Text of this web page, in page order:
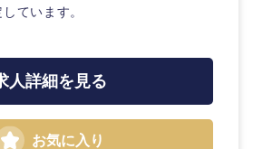
ています。
人詳細を見る
お気に入り